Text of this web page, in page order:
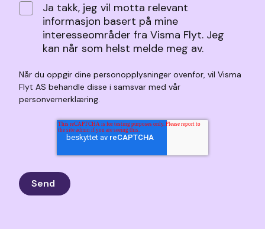
Ja takk, jeg vil motta relevant
informasjon basert på mine
interesseområder fra Visma Flyt. Jeg
kan når som helst melde meg av.
Når du oppgir dine personopplysninger ovenfor, vil Visma
Flyt AS behandle disse i samsvar med vår
personvernerklæring.